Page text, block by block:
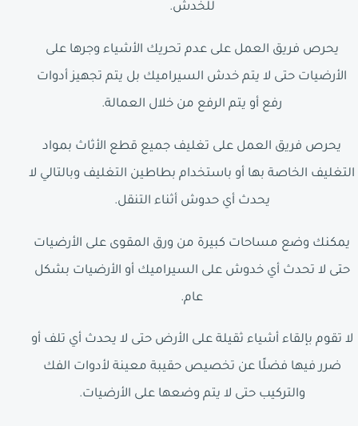
للخدش.
يحرص فريق العمل على عدم تحريك الأشياء وجرها على
الأرضيات حتى لا يتم خدش السيراميك بل يتم تجهيز أدوات
رفع أو يتم الرفع من خلال العمالة.
يحرص فريق العمل على تغليف جميع قطع الأثاث بمواد
التغليف الخاصة بها أو باستخدام بطاطين التغليف وبالتالي لا
يحدث أي حدوش أثناء التنقل.
يمكنك وضع مساحات كبيرة من ورق المقوى على الأرضيات
حتى لا تحدث أي خدوش على السيراميك أو الأرضيات بشكل
عام.
لا تقوم بإلقاء أشياء ثقيلة على الأرض حتى لا يحدث أي تلف أو
ضرر فيها فضلًا عن تخصيص حقيبة معينة لأدوات الفك
والتركيب حتى لا يتم وضعها على الأرضيات.